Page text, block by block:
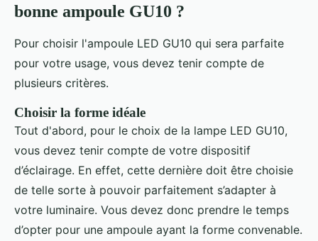
bonne ampoule GU10 ?
Pour choisir l'ampoule LED GU10 qui sera parfaite
pour votre usage, vous devez tenir compte de
plusieurs critères.
Choisir la forme idéale
Tout d'abord, pour le choix de la lampe LED GU10,
vous devez tenir compte de votre dispositif
d’éclairage. En effet, cette dernière doit être choisie
de telle sorte à pouvoir parfaitement s’adapter à
votre luminaire. Vous devez donc prendre le temps
d’opter pour une ampoule ayant la forme convenable.